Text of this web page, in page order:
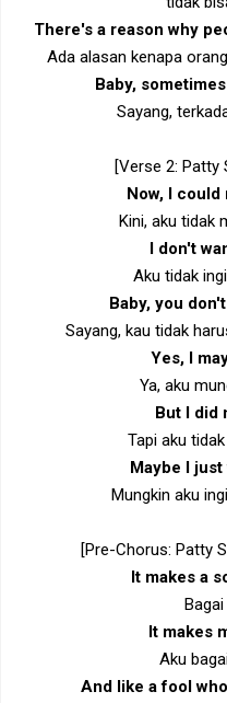
There's a reason why
Ada alasan kenapa
Baby,
Sayang,
[Verse 2: Patty
Now, I could
Kini, aku tidak
I don't
Aku tidak
Baby, you
Sayang, kau tidak
Yes, I
Ya, aku
But I did
Tapi aku
Maybe I
Mungkin aku
[Pre-Chorus: Patty
It makes a
It makes
Aku
And like a fool